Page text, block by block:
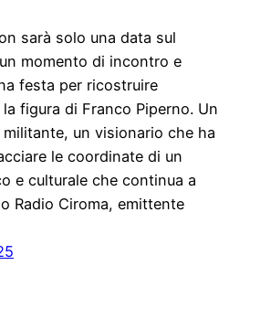
sarà solo una data sul
momento di incontro e
festa per ricostruire
figura di Franco Piperno. Un
un visionario che ha
le coordinate di un
e culturale che continua a
Radio Ciroma, emittente